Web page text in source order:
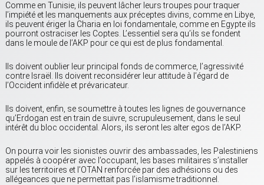
Comme en Tunisie, ils peuvent lâcher leurs troupes pour traquer
l’impiété et les manquements aux préceptes divins, comme en Libye,
ils peuvent ériger la Charia en loi fondamentale, comme en Egypte ils
pourront ostraciser les Coptes. L’essentiel sera qu’ils se fondent
dans le moule de l’AKP pour ce qui est de plus fondamental.
Ils doivent oublier leur principal fonds de commerce, l’agressivité
contre Israël. Ils doivent reconsidérer leur attitude à l’égard de
l’Occident infidèle et prévaricateur.
Ils doivent, enfin, se soumettre à toutes les lignes de gouvernance
qu’Erdogan est en train de suivre, scrupuleusement, dans le seul
intérêt du bloc occidental. Alors, ils seront les alter egos de l’AKP.
On pourra voir les sionistes ouvrir des ambassades, les Palestiniens
appelés à coopérer avec l’occupant, les bases militaires s’installer
sur les territoires et l’OTAN renforcée par des adhésions ou des
allégeances que ne permettait pas l’islamisme traditionnel.